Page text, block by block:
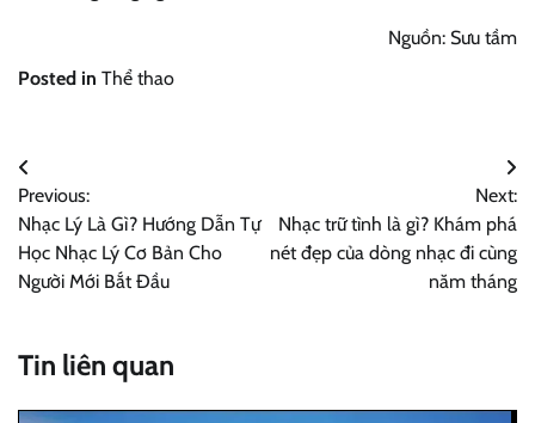
Nguồn: Sưu tầm
Posted in Thể thao
Điều
hướng
bài
viết
Previous:
Nhạc Lý Là Gì? Hướng Dẫn Tự
Học Nhạc Lý Cơ Bản Cho
Người Mới Bắt Đầu
Next:
Nhạc trữ tình là gì? Khám phá
nét đẹp của dòng nhạc đi cùng
năm tháng
Tin liên quan